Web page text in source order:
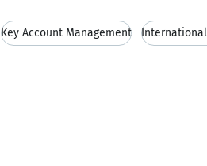
Key Account Management